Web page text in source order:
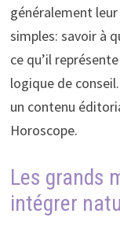
généralement
simples: savoir à
ce qu’il
logique de
un contenu
Horoscope.
Les grands
intégrer